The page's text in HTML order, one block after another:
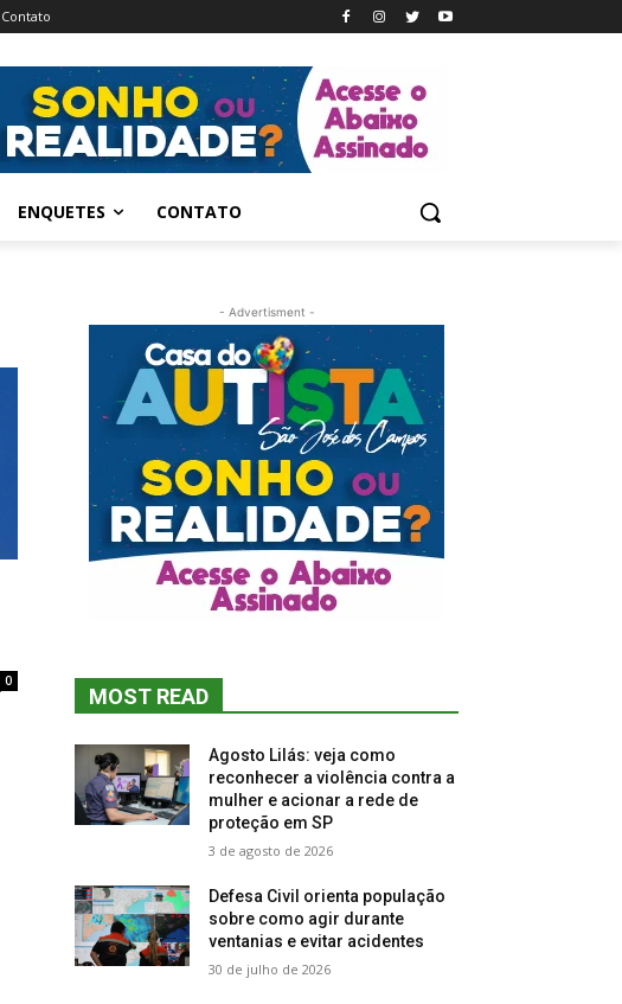
Contato
ENQUETES CONTATO
0
- Advertisment -
MOST READ
Agosto Lilás: veja como
reconhecer a violência contra a
mulher e acionar a rede de
proteção em SP
3 de agosto de 2026
Defesa Civil orienta população
sobre como agir durante
ventanias e evitar acidentes
30 de julho de 2026